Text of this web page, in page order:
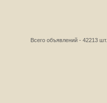
Всего объявлений - 42213 шт.